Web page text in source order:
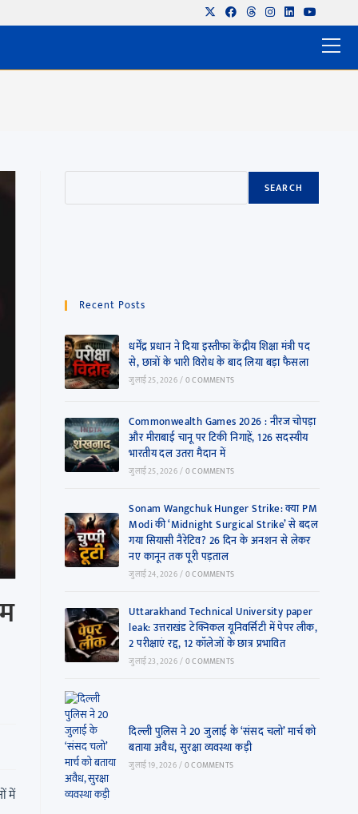
में
SEARCH
Recent Posts
धर्मेंद्र प्रधान ने दिया इस्तीफा केंद्रीय शिक्षा मंत्री पद
से, छात्रों के भारी विरोध के बाद लिया बड़ा फैसला
जुलाई 25, 2026 /0 COMMENTS
Commonwealth Games 2026 : नीरज चोपड़ा
और मीराबाई चानू पर टिकी निगाहें, 126 सदस्यीय
भारतीय दल उतरा मैदान में
जुलाई 25, 2026 /0 COMMENTS
Sonam Wangchuk Hunger Strike: क्या PM
Modi की ‘Midnight Surgical Strike’ से बदल
गया सियासी नैरेटिव? 26 दिन के अनशन से लेकर
नए कानून तक पूरी पड़ताल
जुलाई 24, 2026 /0 COMMENTS
Uttarakhand Technical University paper
leak: उत्तराखंड टेक्निकल यूनिवर्सिटी में पेपर लीक,
2 परीक्षाएं रद्द, 12 कॉलेजों के छात्र प्रभावित
जुलाई 23, 2026 /0 COMMENTS
दिल्ली पुलिस ने 20 जुलाई के ‘संसद चलो’ मार्च को
बताया अवैध, सुरक्षा व्यवस्था कड़ी
जुलाई 19, 2026 /0 COMMENTS